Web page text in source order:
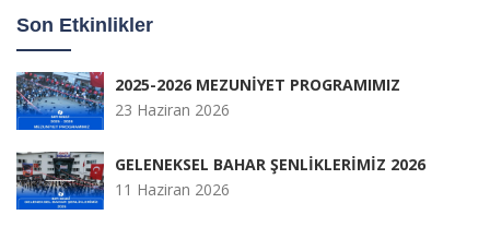
Son Etkinlikler
2025-2026 MEZUNİYET PROGRAMIMIZ
23 Haziran 2026
GELENEKSEL BAHAR ŞENLİKLERİMİZ 2026
11 Haziran 2026